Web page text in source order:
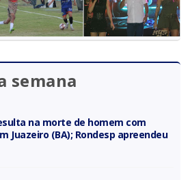
semana
na morte de homem com
Juazeiro (BA); Rondesp apreendeu